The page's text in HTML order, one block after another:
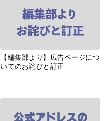
【編集部より】広告ページにつ
いてのお詫びと訂正